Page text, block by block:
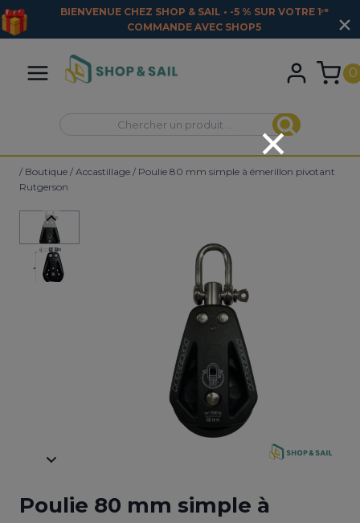
contenu
0
Recherche
pour :
Recherche
/ Boutique / Accastillage / Poulie 80 mm simple à émerillon pivotant
Rutgerson
Poulie 80 mm simple à
BIENVENUE CHEZ SHOP & SAIL • -5 % SUR VOTRE 1ʳᵉ
COMMANDE AVEC SHOP5